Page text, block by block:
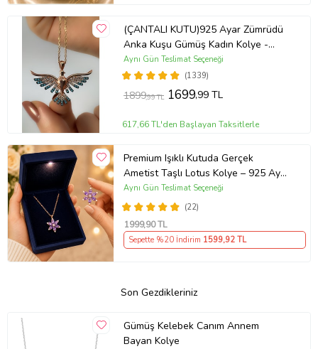
(ÇANTALI KUTU)925 Ayar Zümrüdü
Anka Kuşu Gümüş Kadın Kolye -
MAVİ
(1339)
Aynı Gün Teslimat Seçeneği
1899,99 TL 1699,99 TL
617,66 TL'den Başlayan Taksitlerle
Premium Işıklı Kutuda Gerçek
Ametist Taşlı Lotus Kolye – 925 Ayar
Gümüş Kadın Kolye
(22)
Aynı Gün Teslimat Seçeneği
1999,90 TL
Sepette %20 İndirim 1599,92 TL
Son Gezdikleriniz
Gümüş Kelebek Canım Annem
Bayan Kolye